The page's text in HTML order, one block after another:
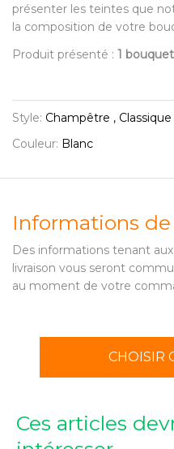
présenter les teintes que
la composition de votre
Produit présenté : 1 bouquet
Style: Champêtre ,
Couleur: Blanc
Informations de
Des informations tenant
livraison vous seront
au moment de votre
CHOISIR
Ces articles